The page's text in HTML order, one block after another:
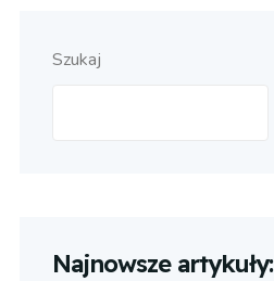
Szukaj
Najnowsze artykuły: